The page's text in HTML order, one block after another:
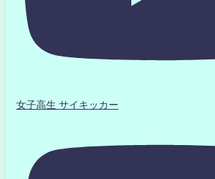
女子高生 サイキッカー